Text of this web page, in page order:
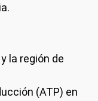
la región de
(ATP) en